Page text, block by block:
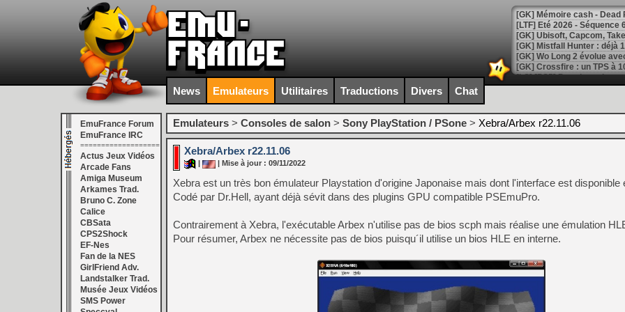
[LTF] Eté 2026 - Séquence
[GK] Mistfall Hunter : déjà
[GK] Wo Long 2 évolue
[GK] Crossfire : un TPS à
[LS] [PS5] Premiers
[Mo5] DOOM arrive en
[GK] Bethesda fête les 30
[GK] Roblox : l'action en
[GK] Agenda - GeForce
[GK] Devolver Digital en a
[LS] [PS5] ps5-y2jb-
[GK] Pourquoi Marvel
[GK] Test : Restory : Chill
[GK] GTA 6 : Rockstar
[GK] Hot Wheels Infinite
[GK] Mémoire cash -
News Emulateurs Utilitaires Traductions Divers Chat
EmuFrance Forum
EmuFrance IRC
===================
Actus Jeux Vidéos
Arcade Fans
Amiga Museum
Arkames Trad.
Bruno C. Zone
Calice
CBSata
CPS2Shock
EF-Nes
Fan de la NES
GirlFriend Adv.
Landstalker Trad.
Musée Jeux Vidéos
SMS Power
Emulateurs > Consoles de salon > Sony PlayStation / PSone > Xebra/Arbex r22.11.06
Xebra/Arbex r22.11.06
| Mise à jour : 09/11/2022
Xebra est un très bon émulateur Playstation d'origine Japonaise mais dont l'interface est disponible
Codé par Dr.Hell, ayant déjà sévit dans des plugins GPU compatible PSEmuPro.
Contrairement à Xebra, l'exécutable Arbex n'utilise pas de bios scph mais réalise une émulation
Pour résumer, Arbex ne nécessite pas de bios puisqu´il utilise un bios HLE en interne.